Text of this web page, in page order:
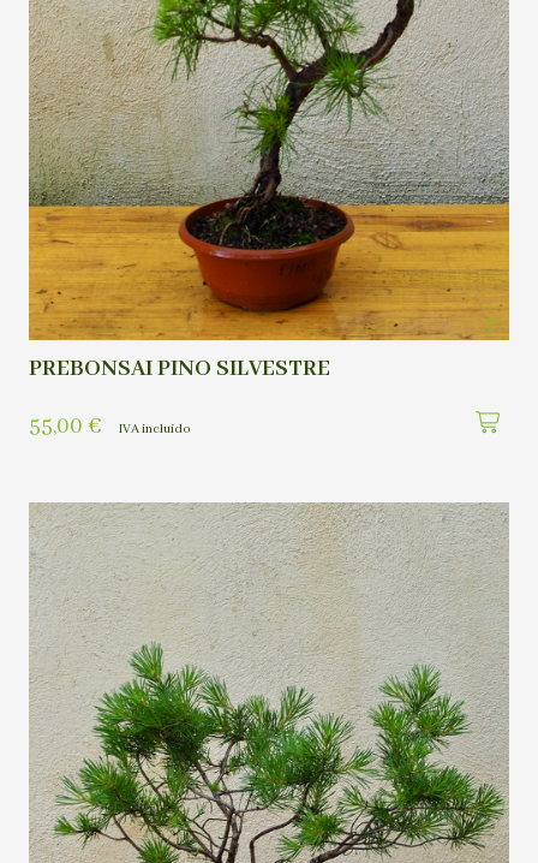
PREBONSAI PINO SILVESTRE
55,00 € IVA incluído